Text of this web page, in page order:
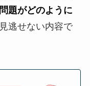
題がどのように
見逃せない内容で